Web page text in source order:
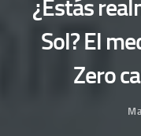
¿Estás
Sol? El
Zero